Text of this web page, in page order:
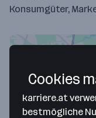
Konsumgüter,
Cookies
karriere.at
bestmögliche